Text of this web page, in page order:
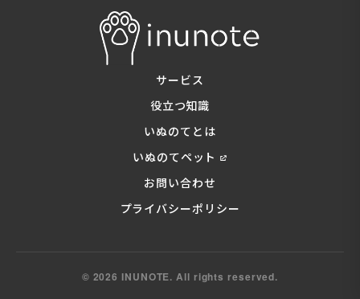
サービス
役立つ知識
いぬのてとは
いぬのてペット
お問い合わせ
プライバシーポリシー
© 2026 INUNOTE. All rights reserved.